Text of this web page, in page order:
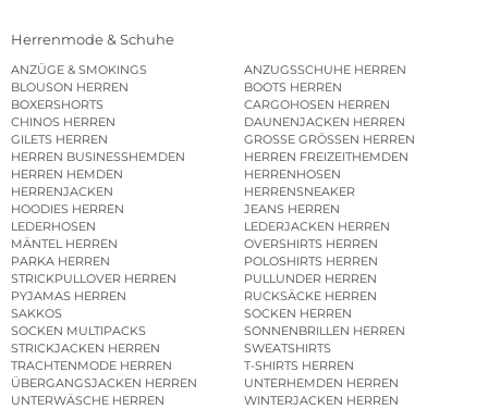
Herrenmode & Schuhe
ANZÜGE & SMOKINGS
ANZUGSSCHUHE HERREN
BLOUSON HERREN
BOOTS HERREN
BOXERSHORTS
CARGOHOSEN HERREN
CHINOS HERREN
DAUNENJACKEN HERREN
GILETS HERREN
GROSSE GRÖSSEN HERREN
HERREN BUSINESSHEMDEN
HERREN FREIZEITHEMDEN
HERREN HEMDEN
HERRENHOSEN
HERRENJACKEN
HERRENSNEAKER
HOODIES HERREN
JEANS HERREN
LEDERHOSEN
LEDERJACKEN HERREN
MÄNTEL HERREN
OVERSHIRTS HERREN
PARKA HERREN
POLOSHIRTS HERREN
STRICKPULLOVER HERREN
PULLUNDER HERREN
PYJAMAS HERREN
RUCKSÄCKE HERREN
SAKKOS
SOCKEN HERREN
SOCKEN MULTIPACKS
SONNENBRILLEN HERREN
STRICKJACKEN HERREN
SWEATSHIRTS
TRACHTENMODE HERREN
T-SHIRTS HERREN
ÜBERGANGSJACKEN HERREN
UNTERHEMDEN HERREN
UNTERWÄSCHE HERREN
WINTERJACKEN HERREN